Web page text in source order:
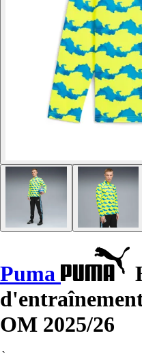
Puma
OM 2025/26